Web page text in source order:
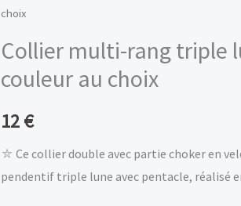
choix
Collier multi-rang triple
couleur au choix
12€
⛥ Ce collier double avec partie choker en
pendentif triple lune avec pentacle, réalisé